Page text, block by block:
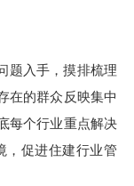
题入手，摸排梳理
在的群众反映集中
每个行业重点解决
，促进住建行业管